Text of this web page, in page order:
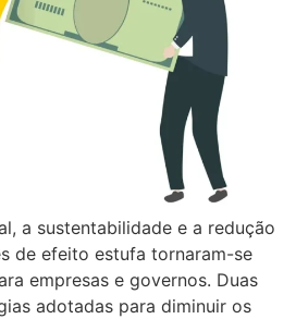
a sustentabilidade e a redução
de efeito estufa tornaram-se
empresas e governos. Duas
adotadas para diminuir os